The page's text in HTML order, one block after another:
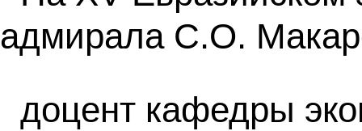
адмирала С.О.
доцент кафедры